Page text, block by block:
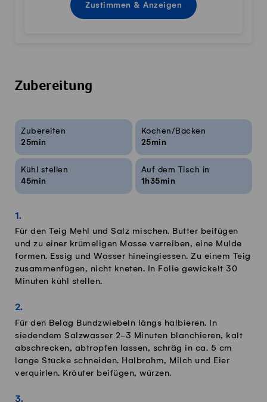
Zustimmen & Anzeigen
Zubereitung
Rezeptinfos
Zubereiten
25min
Kochen/Backen
25min
Kühl stellen
45min
Auf dem Tisch in
1h35min
Für den Teig Mehl und Salz mischen. Butter beifügen
und zu einer krümeligen Masse verreiben, eine Mulde
formen. Essig und Wasser hineingiessen. Zu einem Teig
zusammenfügen, nicht kneten. In Folie gewickelt 30
Minuten kühl stellen.
Für den Belag Bundzwiebeln längs halbieren. In
siedendem Salzwasser 2-3 Minuten blanchieren, kalt
abschrecken, abtropfen lassen, schräg in ca. 5 cm
lange Stücke schneiden. Halbrahm, Milch und Eier
verquirlen. Kräuter beifügen, würzen.